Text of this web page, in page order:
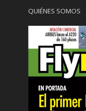
QUIÉNES SOMOS